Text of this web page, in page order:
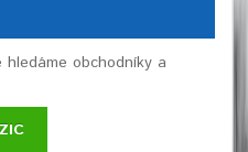
obchodníky a